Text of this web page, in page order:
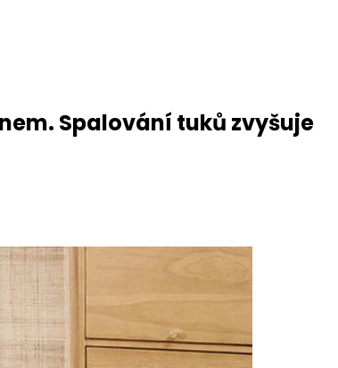
Spalování tuků zvyšuje